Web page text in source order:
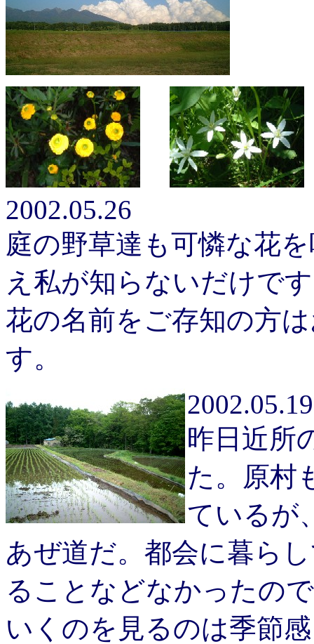
2002.05.26
庭の野草達も可憐な花
え私が知らないだけで
花の名前をご存知の方
す。
2002.05.19
昨日近所
た。原村
ているが
あぜ道だ。都会に暮ら
ることなどなかったの
いくのを見るのは季節